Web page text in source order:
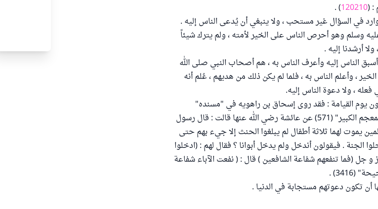
: (
120210
) .
في السؤال غير مستحب ، ولا ينبغي أن يُدعى الناس إليه .
وسلم وهو أحرص الناس على الخير لأمته ، ولم يترك شيئاً
ولا أرشدنا إليه .
الناس إليه وأعرف الناس به ، هم أصحاب النبي صلى الله
، وأعلم الناس به ، فلما لم يكن ذلك من هديهم ، عُلم أنه
، ولا دعوة الناس إليه.
يوم القيامة : فقد روى إسحاق بن راهويه في "مسنده"
(2074) - واللفظ له - والطبراني في "المعجم الكبير" (571) عن عائشة رضي الله عنها قالت : قال رسول
يموت لهما ثلاثة أطفال لم يبلغوا الحنث إلا جيء بهم حتى
الجنة . فيقولون أندخل ولم يدخل أبوانا ؟ فقال لهم : (ادخلوا
و جل (فما تنفعهم شفاعة الشافعين ) قال : ( نفعت الآباء شفاعة
.
أن تكون دعوتهم مستجابة في الدنيا .